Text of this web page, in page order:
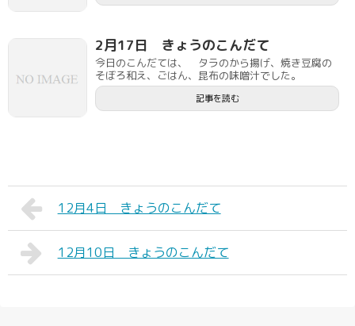
2月17日 きょうのこんだて
今日のこんだては、 タラのから揚げ、焼き豆腐の
そぼろ和え、ごはん、昆布の味噌汁でした。
記事を読む
12月4日 きょうのこんだて
12月10日 きょうのこんだて